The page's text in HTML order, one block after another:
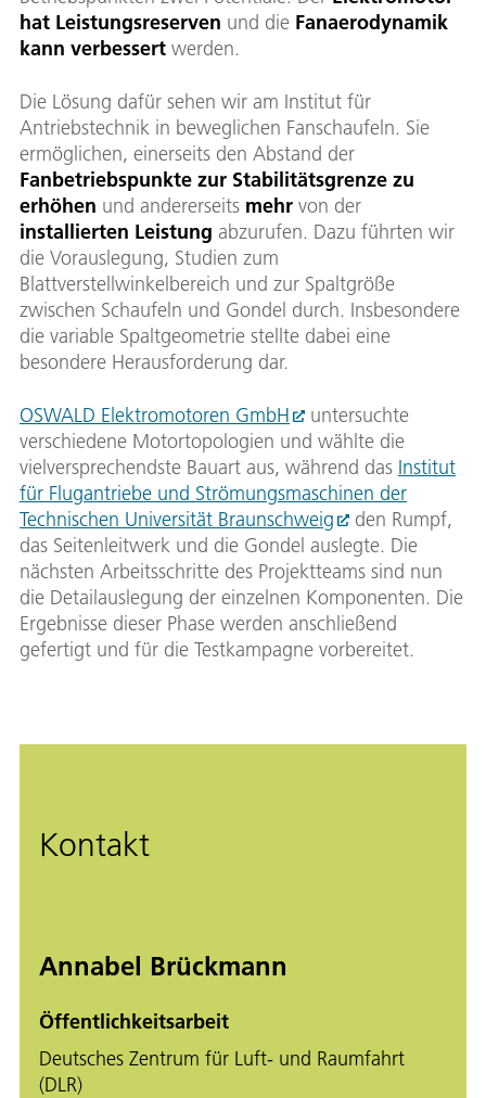
hat Leistungsreserven und die Fanaerodynamik
kann verbessert werden.
Die Lösung dafür sehen wir am Institut für
Antriebstechnik in beweglichen Fanschaufeln. Sie
ermöglichen, einerseits den Abstand der
Fanbetriebspunkte zur Stabilitätsgrenze zu
erhöhen und andererseits mehr von der
installierten Leistung abzurufen. Dazu führten wir
die Vorauslegung, Studien zum
Blattverstellwinkelbereich und zur Spaltgröße
zwischen Schaufeln und Gondel durch. Insbesondere
die variable Spaltgeometrie stellte dabei eine
besondere Herausforderung dar.
OSWALD Elektromotoren GmbH
untersuchte
verschiedene Motortopologien und wählte die
vielversprechendste Bauart aus, während das Institut
für Flugantriebe und Strömungsmaschinen der
Technischen Universität Braunschweig
den Rumpf,
das Seitenleitwerk und die Gondel auslegte. Die
nächsten Arbeitsschritte des Projektteams sind nun
die Detailauslegung der einzelnen Komponenten. Die
Ergebnisse dieser Phase werden anschließend
gefertigt und für die Testkampagne vorbereitet.
Kontakt
Annabel Brückmann
Öffentlichkeitsarbeit
Deutsches Zentrum für Luft- und Raumfahrt
(DLR)